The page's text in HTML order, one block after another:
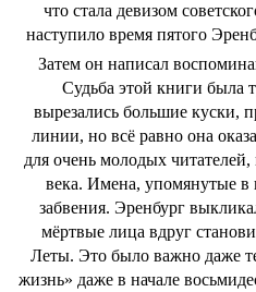
что стала девизом
наступило время пятого
Затем он написал
Судьба этой книги была
вырезались большие куски,
линии, но всё равно она
для очень молодых
века. Имена, упомянутые
забвения. Эренбург
мёртвые лица вдруг
Леты. Это было важно даже
жизнь» даже в начале